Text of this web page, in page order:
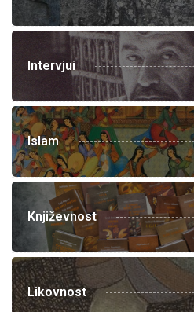
Intervjui
Islam
Književnost
Likovnost